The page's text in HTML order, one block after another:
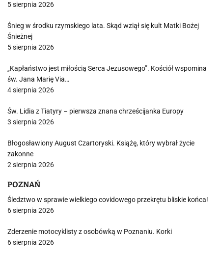
5 sierpnia 2026
Śnieg w środku rzymskiego lata. Skąd wziął się kult Matki Bożej
Śnieżnej
5 sierpnia 2026
„Kapłaństwo jest miłością Serca Jezusowego”. Kościół wspomina
św. Jana Marię Via…
4 sierpnia 2026
Św. Lidia z Tiatyry – pierwsza znana chrześcijanka Europy
3 sierpnia 2026
Błogosławiony August Czartoryski. Książę, który wybrał życie
zakonne
2 sierpnia 2026
POZNAŃ
Śledztwo w sprawie wielkiego covidowego przekrętu bliskie końca!
6 sierpnia 2026
Zderzenie motocyklisty z osobówką w Poznaniu. Korki
6 sierpnia 2026